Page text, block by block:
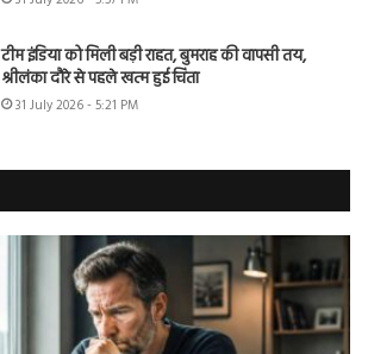
टीम इंडिया को मिली बड़ी राहत, बुमराह की वापसी तय,
श्रीलंका दौरे से पहले खत्म हुई चिंता
31 July 2026 - 5:21 PM